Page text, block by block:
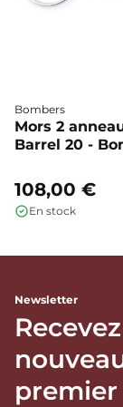
Bombers
Mors 2
Barrel 20 -
108,00 €
En stock
Newsletter
premier